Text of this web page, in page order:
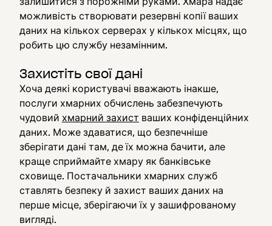
можливість створювати резервні копії ваших
даних на кількох серверах у кількох місцях, що
робить цю службу незамінним.
Захистіть свої дані
Хоча деякі користувачі вважають інакше,
послуги хмарних обчислень забезпечують
чудовий хмарний захист ваших конфіденційних
даних. Може здаватися, що безпечніше
зберігати дані там, де їх можна бачити, але
краще сприймайте хмару як банківське
сховище. Постачальники хмарних служб
ставлять безпеку й захист ваших даних на
перше місце, зберігаючи їх у зашифрованому
вигляді.